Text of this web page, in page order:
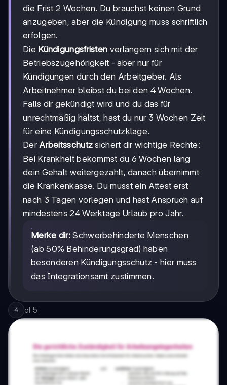
die Frist 2 Wochen. Du brauchst keinen Grund
anzugeben, aber die Kündigung muss schriftlich
erfolgen.
Die Kündigungsfristen verlängern sich mit der
Betriebszugehörigkeit - aber nur für
Kündigungen durch den Arbeitgeber. Als
Arbeitnehmer bleibst du bei den 4 Wochen.
Falls dir gekündigt wird und du das für
unrechtmäßig hältst, hast du nur 3 Wochen Zeit
für eine Kündigungsschutzklage.
Der Arbeitsschutz sichert dir wichtige Rechte:
Bei Krankheit bekommst du 6 Wochen lang
dein Gehalt weitergezahlt, danach übernimmt
die Krankenkasse. Du musst ein Attest erst
nach 3 Tagen vorlegen und hast Anspruch auf
mindestens 24 Werktage Urlaub pro Jahr.
Merke dir: Schwerbehinderte Menschen
(ab 50% Behinderungsgrad) haben
besonderen Kündigungsschutz - hier muss
das Integrationsamt zustimmen.
4 of 5